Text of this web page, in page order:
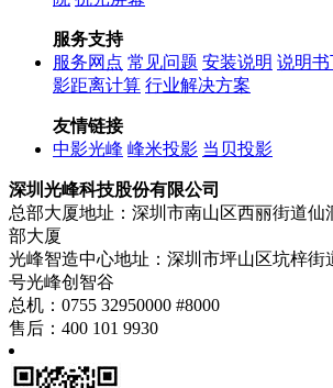
服务支持
服务网点 常见问题 安装说明 说明书
影距离计算 行业解决方案
友情链接
中影光峰 峰米投影 当贝投影
深圳光峰科技股份有限公司
总部大厦地址：深圳市南山区西丽街道仙
部大厦
光峰智造中心地址：深圳市坪山区坑梓街
号光峰创智谷
总机：0755 32950000 #8000
售后：400 101 9930